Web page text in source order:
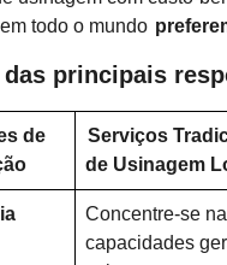
todo o mundo
das principais
de
Serviços
de Usinagem
Concentre-se
capacidades